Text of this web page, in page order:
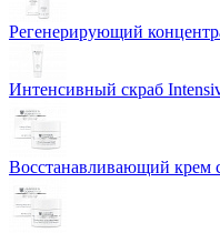
Регенерирующий
Интенсивный скраб
Восстанавливающий крем